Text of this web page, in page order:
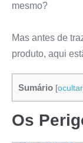
mesmo?
Mas antes de
produto, aqui
Sumário [ocultar
Os